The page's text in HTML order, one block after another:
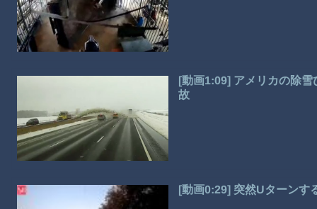
[動画1:09] アメリカの除
故
[動画0:29] 突然Uターンす